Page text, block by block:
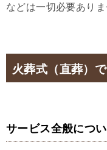
などは一切必要ありま
火葬式（直葬）
サービス全般につ